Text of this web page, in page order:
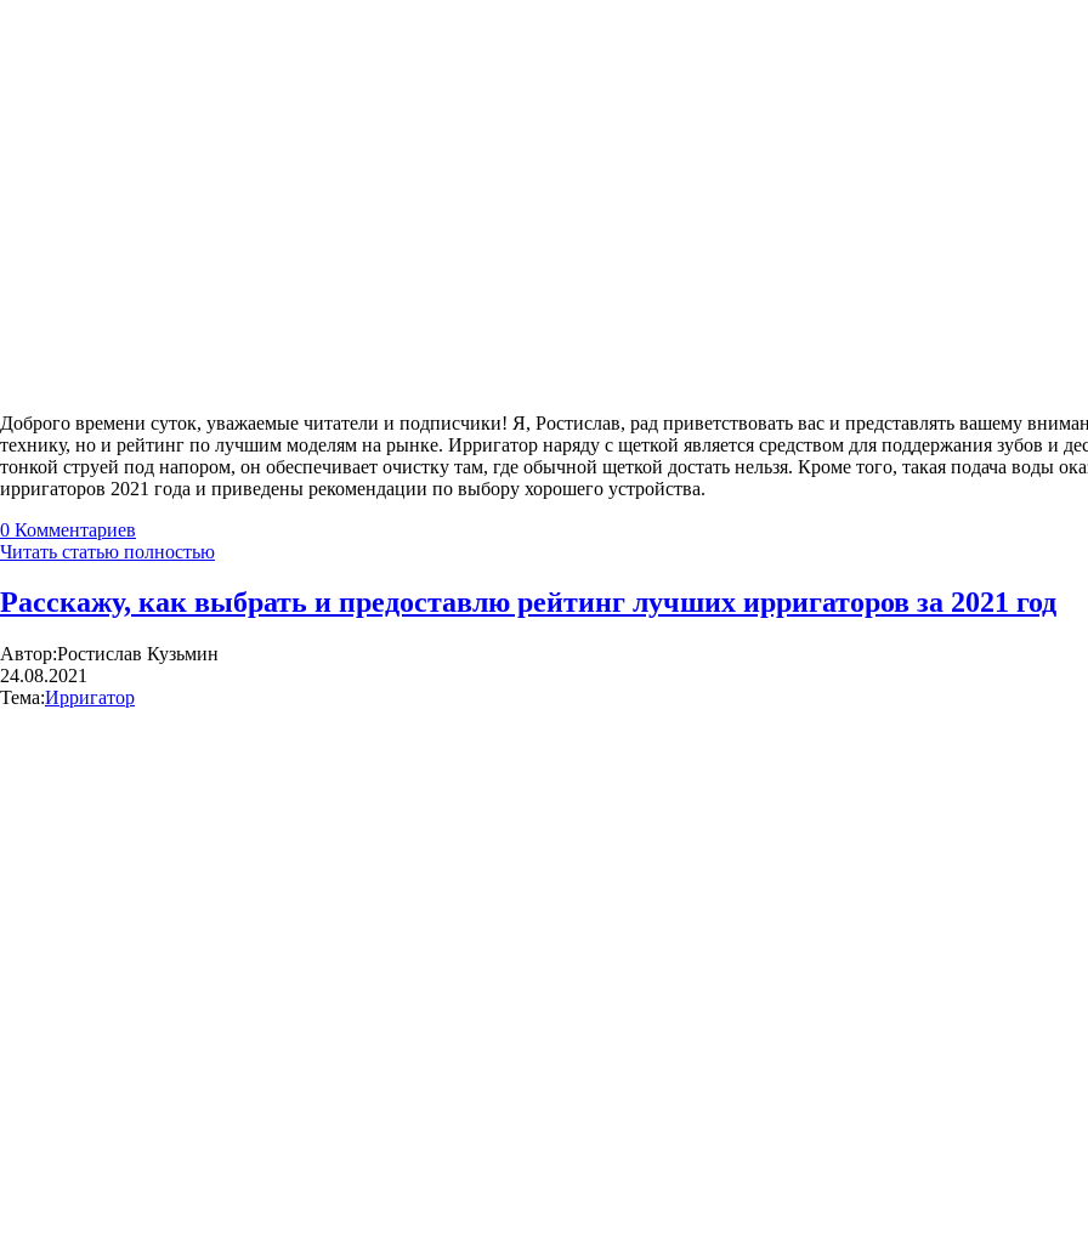
Доброго времени суток, уважаемые читатели и подписчики! Я, Ростислав, рад приветствовать вас и представлять вашему
технику, но и рейтинг по лучшим моделям на рынке. Ирригатор наряду с щеткой является средством для поддержания зубов и
тонкой струей под напором, он обеспечивает очистку там, где обычной щеткой достать нельзя. Кроме того, такая подача воды
ирригаторов 2021 года и приведены рекомендации по выбору хорошего устройства.
0 Комментариев
Читать статью полностью
Расскажу, как выбрать и предоставлю рейтинг лучших ирригаторов за 2021 год
Автор:Ростислав Кузьмин
24.08.2021
Тема:Ирригатор